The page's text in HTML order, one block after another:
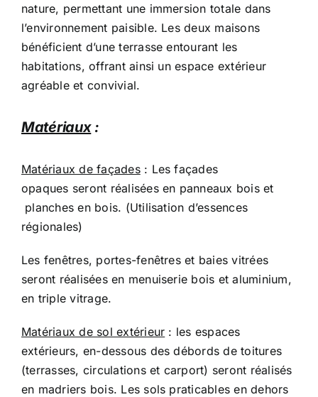
nature, permettant une immersion totale dans
l’environnement paisible. Les deux maisons
bénéficient d’une terrasse entourant les
habitations, offrant ainsi un espace extérieur
agréable et convivial.
Matériaux:
Matériaux de façades: Les façades
opaques seront réalisées en panneaux bois et
planches en bois. (Utilisation d’essences
régionales)
Les fenêtres, portes-fenêtres et baies vitrées
seront réalisées en menuiserie bois et aluminium,
en triple vitrage.
Matériaux de sol extérieur : les espaces
extérieurs, en-dessous des débords de toitures
(terrasses, circulations et carport) seront réalisés
en madriers bois. Les sols praticables en dehors